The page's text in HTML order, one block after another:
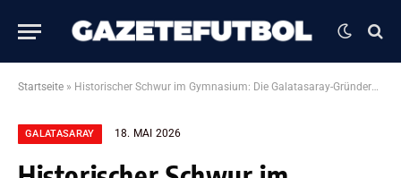
Startseite » Historischer Schwur im Gymnasium: Die Galatasaray-Gründerväter des Europapokals fordern jetzt den ganz großen Champions-League-Coup!
GALATASARAY 18. MAI 2026